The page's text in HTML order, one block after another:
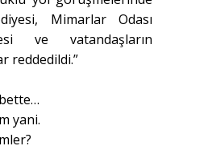
Mimarlar Odası
ve vatandaşların
reddedildi.”
yani.